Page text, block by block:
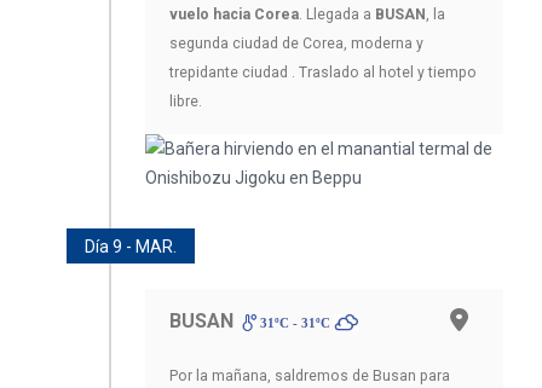
vuelo hacia Corea. Llegada a BUSAN , la
segunda ciudad de Corea, moderna y
trepidante ciudad . Traslado al hotel y tiempo
libre.
Día 9 - MAR.
BUSAN 31ºC - 31ºC
Por la mañana, saldremos de Busan para